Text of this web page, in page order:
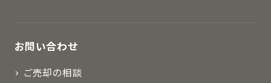
お問い合わせ
ご売却の相談